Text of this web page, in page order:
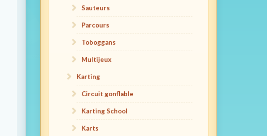
Sauteurs
Parcours
Toboggans
Multijeux
Karting
Circuit gonflable
Karting School
Karts